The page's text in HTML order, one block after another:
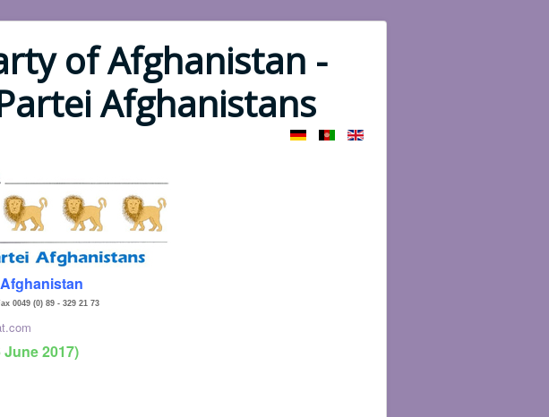
of Afghanistan -
Afghanistans
0049 (0) 89 - 329 21 73
2017)